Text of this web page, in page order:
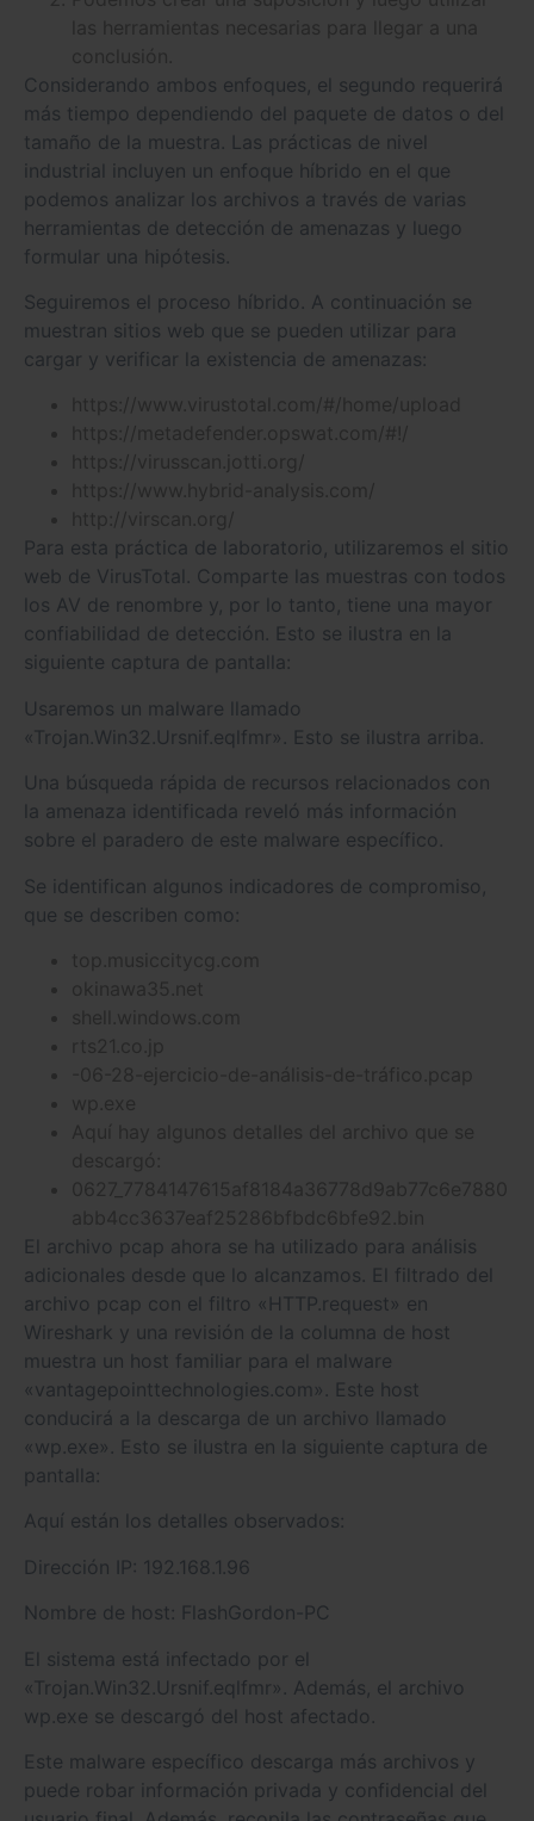
Considerando ambos enfoques, el segundo requerirá
más tiempo dependiendo del paquete de datos o del
tamaño de la muestra. Las prácticas de nivel
industrial incluyen un enfoque híbrido en el que
podemos analizar los archivos a través de varias
herramientas de detección de amenazas y luego
formular una hipótesis.
Seguiremos el proceso híbrido. A continuación se
muestran sitios web que se pueden utilizar para
cargar y verificar la existencia de amenazas:
Para esta práctica de laboratorio, utilizaremos el sitio
web de VirusTotal. Comparte las muestras con todos
los AV de renombre y, por lo tanto, tiene una mayor
confiabilidad de detección. Esto se ilustra en la
siguiente captura de pantalla:
Usaremos un malware llamado
«Trojan.Win32.Ursnif.eqlfmr». Esto se ilustra arriba.
Una búsqueda rápida de recursos relacionados con
la amenaza identificada reveló más información
sobre el paradero de este malware específico.
Se identifican algunos indicadores de compromiso,
que se describen como:
El archivo pcap ahora se ha utilizado para análisis
adicionales desde que lo alcanzamos. El filtrado del
archivo pcap con el filtro «HTTP.request» en
Wireshark y una revisión de la columna de host
muestra un host familiar para el malware
«vantagepointtechnologies.com». Este host
conducirá a la descarga de un archivo llamado
«wp.exe». Esto se ilustra en la siguiente captura de
pantalla:
Aquí están los detalles observados:
Dirección IP: 192.168.1.96
Nombre de host: FlashGordon-PC
El sistema está infectado por el
«Trojan.Win32.Ursnif.eqlfmr». Además, el archivo
wp.exe se descargó del host afectado.
Este malware específico descarga más archivos y
puede robar información privada y confidencial del